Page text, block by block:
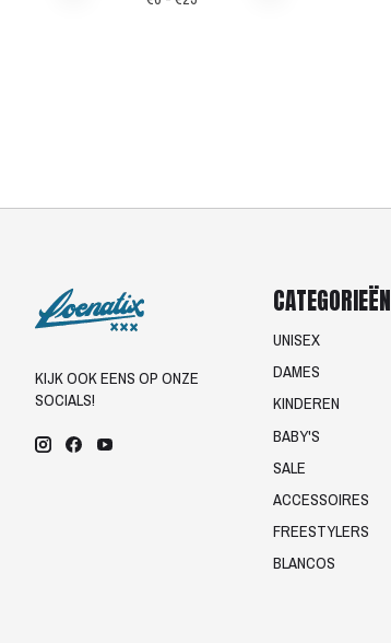
KIJK OOK EENS OP ONZE
SOCIALS!
CATEGORIEËN
UNISEX
DAMES
KINDEREN
BABY'S
SALE
ACCESSOIRES
FREESTYLERS
BLANCOS